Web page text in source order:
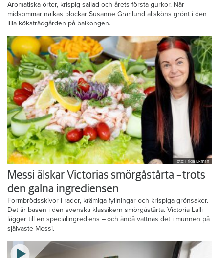
Aromatiska örter, krispig sallad och årets första gurkor. När
midsommar nalkas plockar Susanne Granlund allsköns grönt i den
lilla köksträdgården på balkongen.
Foto: Frida Ekman
Messi älskar Victorias smörgåstårta – trots
den galna ingrediensen
Formbrödsskivor i rader, krämiga fyllningar och krispiga grönsaker.
Det är basen i den svenska klassikern smörgåstårta. Victoria Lalli
lägger till en specialingrediens – och ändå vattnas det i munnen på
självaste Messi.